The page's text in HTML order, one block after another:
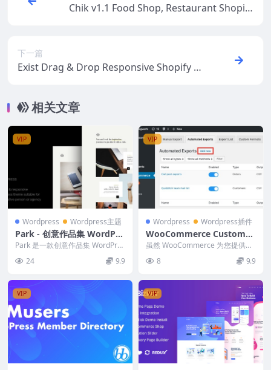
Chik v1.1 Food Shop, Restaurant Shopify
下一篇
Exist Drag & Drop Responsive Shopify Th
相关文章
VIP
Wordpress Wordpress主题
Park - 创意作品集 WordPre
ss 主题 1.6
Park 是一款创意作品集 WordPres
s 主题，专注于以优雅的方式展示
作品...
24 9.9
VIP
Wordpress Wordpress插件
WooCommerce Customer
Order CSV Export 5.5.3
虽然 WooCommerce 为您提供报
告和订单履行工具，但许多商家仍
然需要使用...
8 9.9
VIP VIP